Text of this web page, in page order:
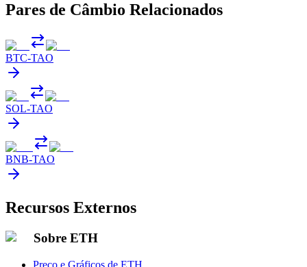
Pares de Câmbio Relacionados
BTC-TAO
SOL-TAO
BNB-TAO
Recursos Externos
Sobre ETH
Preço e Gráficos de ETH